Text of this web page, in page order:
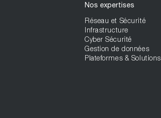
Nos expertises
Réseau et Sécurité
Infrastructure
Cyber Sécurité
Gestion de données
Plateformes & Solutions